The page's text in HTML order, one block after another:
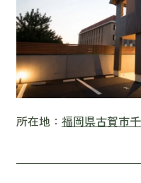
所在地： 福岡県古賀市